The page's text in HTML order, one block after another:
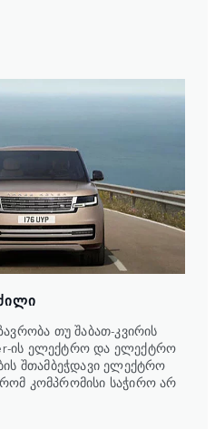
თუ შაბათ-კვირის
ის ელექტრო და ელექტრო
შთამბეჭდავი ელექტრო
კომპრომისი საჭირო არ